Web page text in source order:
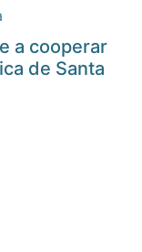
a cooperar
de Santa